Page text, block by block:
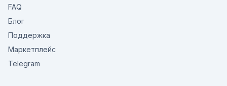
FAQ
Блог
Поддержка
Маркетплейс
Telegram